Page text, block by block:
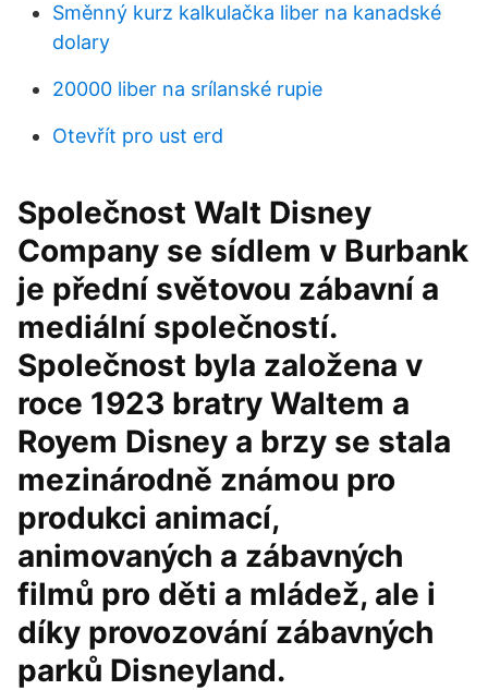
Směnný kurz kalkulačka liber na kanadské
dolary
20000 liber na srílanské rupie
Otevřít pro ust erd
Společnost Walt Disney
Company se sídlem v Burbank
je přední světovou zábavní a
mediální společností.
Společnost byla založena v
roce 1923 bratry Waltem a
Royem Disney a brzy se stala
mezinárodně známou pro
produkci animací,
animovaných a zábavných
filmů pro děti a mládež, ale i
díky provozování zábavných
parků Disneyland.